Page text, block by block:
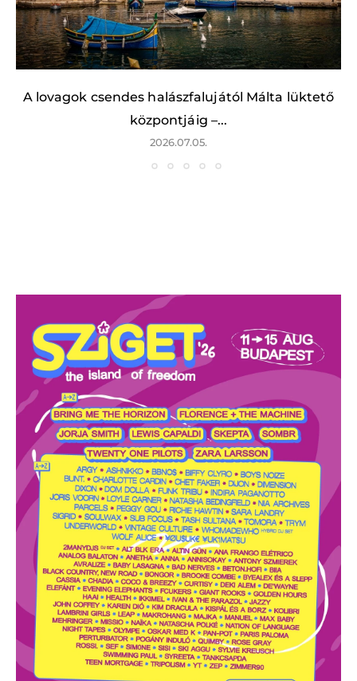
A lovagok csendes halászfalujától Málta lüktető
központjáig –...
2026.07.05.